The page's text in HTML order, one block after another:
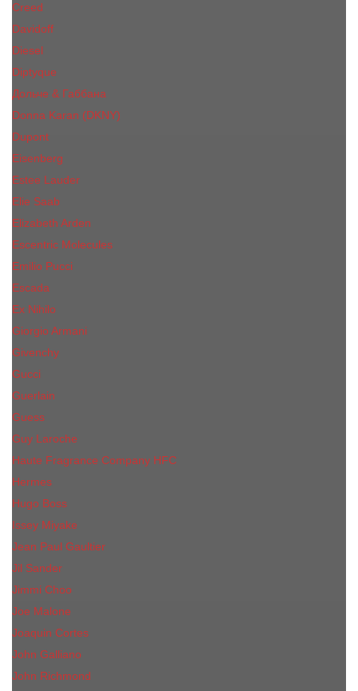
Creed
Davidoff
Diesel
Diptyque
Дольче & Габбана
Donna Karan (DKNY)
Dupont
Eisenberg
Еsteе Lаudеr
Elie Saab
Elizabeth Arden
Escentric Molecules
Emilio Pucci
Escada
Ex Nihilo
Giorgio Armani
Givenchy
Gucci
Guerlain
Guess
Guy Laroche
Haute Fragrance Company HFC
Hermes
Hugo Boss
Issey Miyake
Jean Paul Gaultier
Jil Sander
Jimmi Choo
Jое Malоnе
Joaquin Cortes
John Galliano
John Richmond